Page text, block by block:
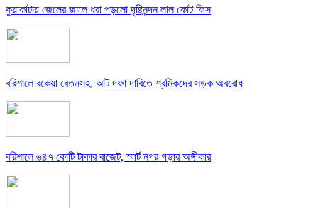
কুয়াকাটায় জেলের জালে ধরা পড়লো দৃষ্টিনন্দন লাল কোট ফিস
বরিশালে বকেয়া বেতনসহ, আট দফা দাবিতে শ্রমিকদের সড়ক অবরোধ
বরিশালে ৬৪৭ কোটি টাকার বাজেট, স্মার্ট নগর গড়ার অঙ্গীকার